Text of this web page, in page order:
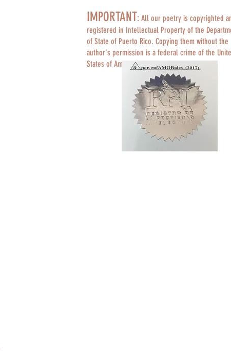
IMPORTANT: All our poetry is copyrighted
registered in Intellectual Property of the
of State of Puerto Rico. Copying them without the
author's permission is a federal crime of the
States of America.